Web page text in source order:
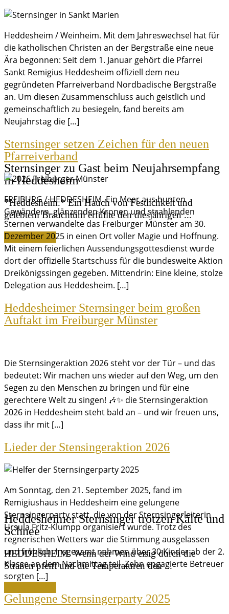
Sternsinger zu Gast beim Neujahrsempfang
in Heddesheim
*Heddesheim.* Ein Hauch von Festlichkeit und
gelebtem Brauchtum erfüllte den diesjährigen ...
Weiterlesen »
Heddesheimer Sternsinger trotzen Kälte und
Schnee
HEDDESHEIM. Wenn der Wind eisig durch die
Straßen pfeift und die Temperaturen den ...
Heddesheim / Weinheim. Mit dem Jahreswechsel hat für
die katholischen Christen an der Bergstraße eine neue
Ära begonnen: Seit dem 1. Januar gehört die Pfarrei
Sankt Remigius Heddesheim offiziell dem neu
gegründeten Pfarreiverband Nordbadische Bergstraße
an. Um diesen Zusammenschluss auch geistlich und
gemeinschaftlich zu besiegeln, fand bereits am
Neujahrstag die […]
Sternsinger setzen Zeichen für den neuen
Pfarreiverband
FREIBURG / HEDDESHEIM. Ein Meer aus bunten
Gewändern, glänzenden Kronen und strahlenden
Sternen verwandelte das Freiburger Münster am 30.
Dezember 2025 in einen Ort voller Magie und Hoffnung.
Mit einem feierlichen Aussendungsgottesdienst wurde
dort der offizielle Startschuss für die bundesweite Aktion
Dreikönigssingen gegeben. Mittendrin: Eine kleine, stolze
Delegation aus Heddesheim. […]
Heddesheimer Sternsinger beim großen
Auftakt im Freiburger Münster
Die Sternsingeraktion 2026 steht vor der Tür – und das
bedeutet: Wir machen uns wieder auf den Weg, um den
Segen zu den Menschen zu bringen und für eine
gerechtere Welt zu singen! 🎶✨ die Sternsingeraktion
2026 in Heddesheim steht bald an – und wir freuen uns,
dass ihr mit […]
Lieder der Stensingeraktion 2026
Am Sonntag, den 21. September 2025, fand im
Remigiushaus in Heddesheim eine gelungene
Sternsingerparty statt, die von der Sternsingerleiterin
Ursula Fritz-Klumpp organisiert wurde. Trotz des
regnerischen Wetters war die Stimmung ausgelassen
und fröhlich. Insgesamt nahmen über 30 Kinder ab der 2.
Klasse an dem Nachmittag teil. Zehn engagierte Betreuer
sorgten […]
Gelungene Sternsingerparty 2025